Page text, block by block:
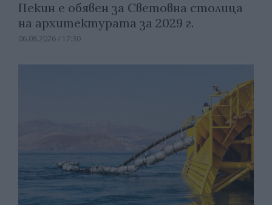
Пекин е обявен за Световна столица
на архитектурата за 2029 г.
06.08.2026 / 17:30